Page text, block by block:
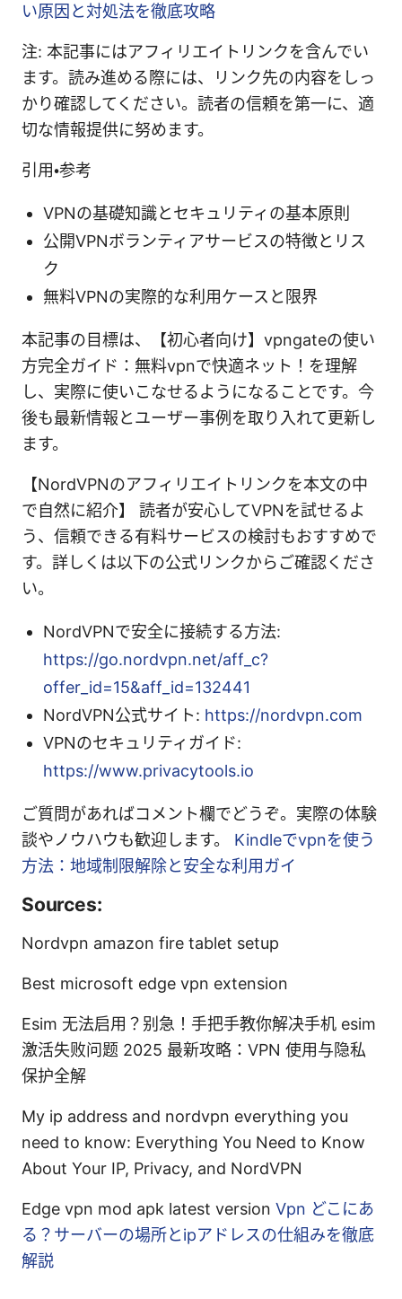
い原因と対処法を徹底攻略
注: 本記事にはアフィリエイトリンクを含んでい
ます。読み進める際には、リンク先の内容をしっ
かり確認してください。読者の信頼を第一に、適
切な情報提供に努めます。
引用・参考
VPNの基礎知識とセキュリティの基本原則
公開VPNボランティアサービスの特徴とリス
ク
無料VPNの実際的な利用ケースと限界
本記事の目標は、【初心者向け】vpngateの使い
方完全ガイド：無料vpnで快適ネット！を理解
し、実際に使いこなせるようになることです。今
後も最新情報とユーザー事例を取り入れて更新し
ます。
【NordVPNのアフィリエイトリンクを本文の中
で自然に紹介】 読者が安心してVPNを試せるよ
う、信頼できる有料サービスの検討もおすすめで
す。詳しくは以下の公式リンクからご確認くださ
い。
NordVPNで安全に接続する方法:
https://go.nordvpn.net/aff_c?
offer_id=15&aff_id=132441
NordVPN公式サイト: https://nordvpn.com
VPNのセキュリティガイド:
https://www.privacytools.io
ご質問があればコメント欄でどうぞ。実際の体験
談やノウハウも歓迎します。 Kindleでvpnを使う
方法：地域制限解除と安全な利用ガイ
Sources:
Nordvpn amazon fire tablet setup
Best microsoft edge vpn extension
Esim 无法启用？别急！手把手教你解决手机 esim
激活失败问题 2025 最新攻略：VPN 使用与隐私
保护全解
My ip address and nordvpn everything you
need to know: Everything You Need to Know
About Your IP, Privacy, and NordVPN
Edge vpn mod apk latest version Vpn どこにあ
る？サーバーの場所とipアドレスの仕組みを徹底
解説